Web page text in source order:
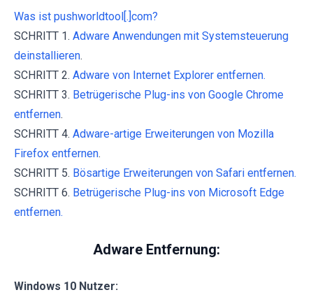
Was ist pushworldtool[.]com?
SCHRITT 1. Adware Anwendungen mit Systemsteuerung
deinstallieren.
SCHRITT 2. Adware von Internet Explorer entfernen.
SCHRITT 3. Betrügerische Plug-ins von Google Chrome
entfernen.
SCHRITT 4. Adware-artige Erweiterungen von Mozilla
Firefox entfernen.
SCHRITT 5. Bösartige Erweiterungen von Safari entfernen.
SCHRITT 6. Betrügerische Plug-ins von Microsoft Edge
entfernen.
Adware Entfernung:
Windows 10 Nutzer: